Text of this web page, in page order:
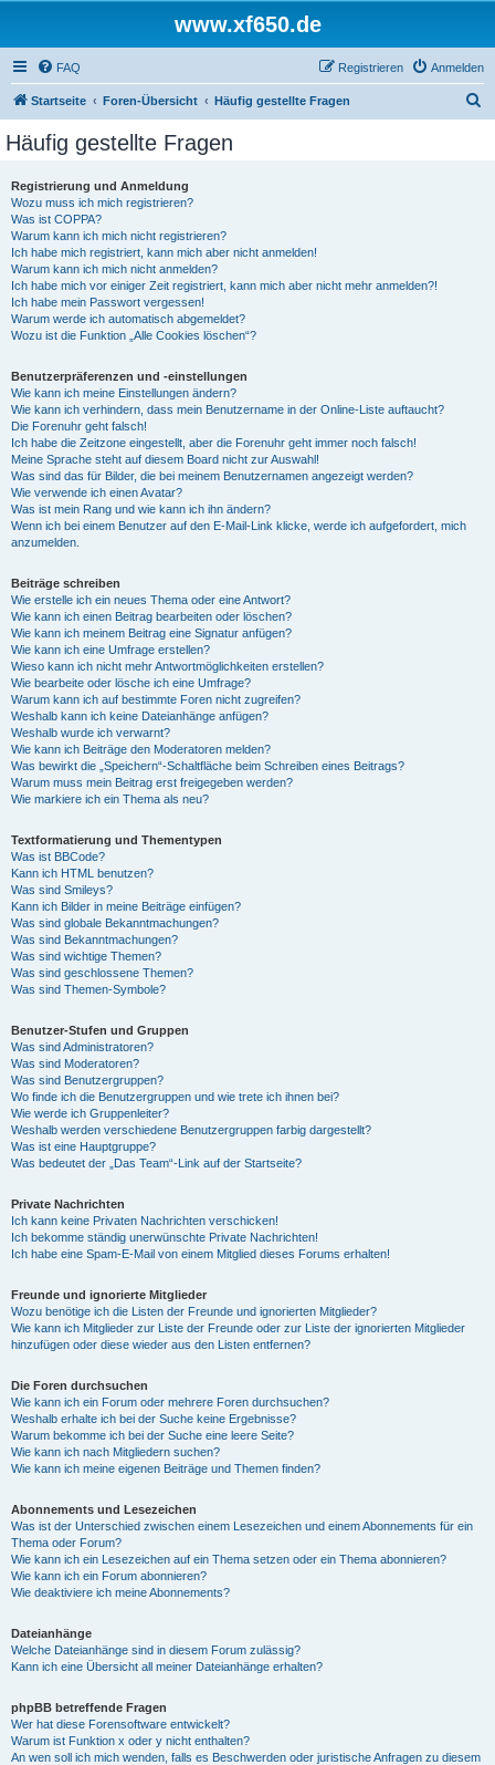
www.xf650.de
FAQ Anmelden
Registrieren
Startseite Foren-Übersicht Häufig gestellte Fragen
Häufig gestellte Fragen
Registrierung und Anmeldung
Wozu muss ich mich registrieren?
Was ist COPPA?
Warum kann ich mich nicht registrieren?
Ich habe mich registriert, kann mich aber nicht anmelden!
Warum kann ich mich nicht anmelden?
Ich habe mich vor einiger Zeit registriert, kann mich aber nicht mehr anmelden?!
Ich habe mein Passwort vergessen!
Warum werde ich automatisch abgemeldet?
Wozu ist die Funktion „Alle Cookies löschen“?
Benutzerpräferenzen und -einstellungen
Wie kann ich meine Einstellungen ändern?
Wie kann ich verhindern, dass mein Benutzername in der Online-Liste auftaucht?
Die Forenuhr geht falsch!
Ich habe die Zeitzone eingestellt, aber die Forenuhr geht immer noch falsch!
Meine Sprache steht auf diesem Board nicht zur Auswahl!
Was sind das für Bilder, die bei meinem Benutzernamen angezeigt werden?
Wie verwende ich einen Avatar?
Was ist mein Rang und wie kann ich ihn ändern?
Wenn ich bei einem Benutzer auf den E-Mail-Link klicke, werde ich aufgefordert, mich
anzumelden.
Beiträge schreiben
Wie erstelle ich ein neues Thema oder eine Antwort?
Wie kann ich einen Beitrag bearbeiten oder löschen?
Wie kann ich meinem Beitrag eine Signatur anfügen?
Wie kann ich eine Umfrage erstellen?
Wieso kann ich nicht mehr Antwortmöglichkeiten erstellen?
Wie bearbeite oder lösche ich eine Umfrage?
Warum kann ich auf bestimmte Foren nicht zugreifen?
Weshalb kann ich keine Dateianhänge anfügen?
Weshalb wurde ich verwarnt?
Wie kann ich Beiträge den Moderatoren melden?
Was bewirkt die „Speichern“-Schaltfläche beim Schreiben eines Beitrags?
Warum muss mein Beitrag erst freigegeben werden?
Wie markiere ich ein Thema als neu?
Textformatierung und Thementypen
Was ist BBCode?
Kann ich HTML benutzen?
Was sind Smileys?
Kann ich Bilder in meine Beiträge einfügen?
Was sind globale Bekanntmachungen?
Was sind Bekanntmachungen?
Was sind wichtige Themen?
Was sind geschlossene Themen?
Was sind Themen-Symbole?
Benutzer-Stufen und Gruppen
Was sind Administratoren?
Was sind Moderatoren?
Was sind Benutzergruppen?
Wo finde ich die Benutzergruppen und wie trete ich ihnen bei?
Wie werde ich Gruppenleiter?
Weshalb werden verschiedene Benutzergruppen farbig dargestellt?
Was ist eine Hauptgruppe?
Was bedeutet der „Das Team“-Link auf der Startseite?
Private Nachrichten
Ich kann keine Privaten Nachrichten verschicken!
Ich bekomme ständig unerwünschte Private Nachrichten!
Ich habe eine Spam-E-Mail von einem Mitglied dieses Forums erhalten!
Freunde und ignorierte Mitglieder
Wozu benötige ich die Listen der Freunde und ignorierten Mitglieder?
Wie kann ich Mitglieder zur Liste der Freunde oder zur Liste der ignorierten Mitglieder
hinzufügen oder diese wieder aus den Listen entfernen?
Die Foren durchsuchen
Wie kann ich ein Forum oder mehrere Foren durchsuchen?
Weshalb erhalte ich bei der Suche keine Ergebnisse?
Warum bekomme ich bei der Suche eine leere Seite?
Wie kann ich nach Mitgliedern suchen?
Wie kann ich meine eigenen Beiträge und Themen finden?
Abonnements und Lesezeichen
Was ist der Unterschied zwischen einem Lesezeichen und einem Abonnements für ein
Thema oder Forum?
Wie kann ich ein Lesezeichen auf ein Thema setzen oder ein Thema abonnieren?
Wie kann ich ein Forum abonnieren?
Wie deaktiviere ich meine Abonnements?
Dateianhänge
Welche Dateianhänge sind in diesem Forum zulässig?
Kann ich eine Übersicht all meiner Dateianhänge erhalten?
phpBB betreffende Fragen
Wer hat diese Forensoftware entwickelt?
Warum ist Funktion x oder y nicht enthalten?
An wen soll ich mich wenden, falls es Beschwerden oder juristische Anfragen zu diesem